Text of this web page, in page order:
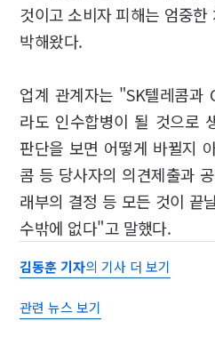
것이고 소비자 피해는 엄중
박해왔다.
업계 관계자는 "SK텔레콤과
라도 인수합병이 될 것으로
판단을 보면 어떻게 바뀔지
콤 등 당사자의 의견제출과
래부의 결정 등 모든 것이 끝
수밖에 없다"고 말했다.
김동훈 기자의 기사 더 보기
관련 뉴스 보기